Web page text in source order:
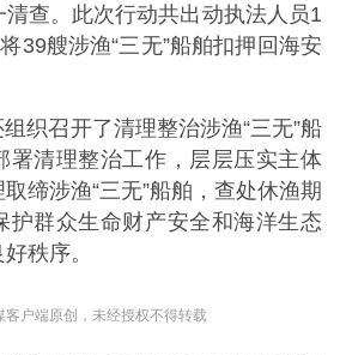
清查。此次行动共出动执法人员1
39艘涉渔“三无”船舶扣押回海安
织召开了清理整治涉渔“三无”船
署清理整治工作，层层压实主体
缔涉渔“三无”船舶，查处休渔期
护群众生命财产安全和海洋生态
秩序。
客户端原创，未经授权不得转载